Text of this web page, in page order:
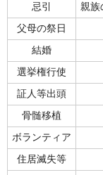
忌引 親族
父母の祭日
結婚
選挙権行使
証人等出頭
骨髄移植
ボランティア
住居滅失等